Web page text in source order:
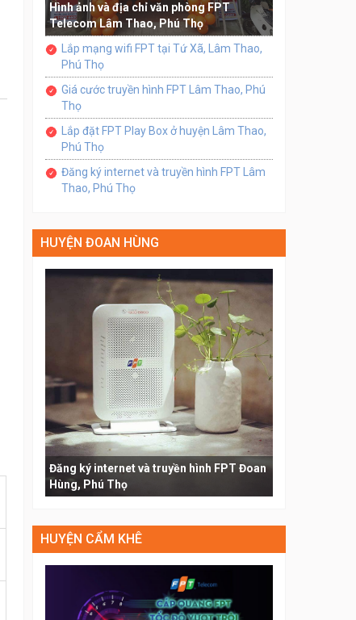
Hình ảnh và địa chỉ văn phòng FPT
Telecom Lâm Thao, Phú Thọ
Lắp mạng wifi FPT tại Tứ Xã, Lâm Thao,
Phú Thọ
Giá cước truyền hình FPT Lâm Thao, Phú
Thọ
Lắp đặt FPT Play Box ở huyện Lâm Thao,
Phú Thọ
Đăng ký internet và truyền hình FPT Lâm
Thao, Phú Thọ
HUYỆN ĐOAN HÙNG
Đăng ký internet và truyền hình FPT Đoan
Hùng, Phú Thọ
HUYỆN CẨM KHÊ